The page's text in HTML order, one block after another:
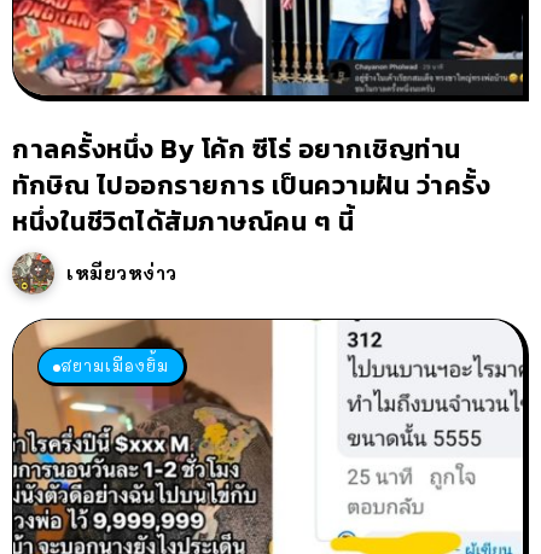
กาลครั้งหนึ่ง By โค้ก ซีโร่ อยากเชิญท่าน
ทักษิณ ไปออกรายการ เป็นความฝัน ว่าครั้ง
หนึ่งในชีวิตได้สัมภาษณ์คน ๆ นี้
เหมียวหง่าว
สยามเมืองยิ้ม